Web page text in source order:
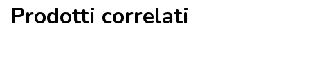
Prodotti correlati